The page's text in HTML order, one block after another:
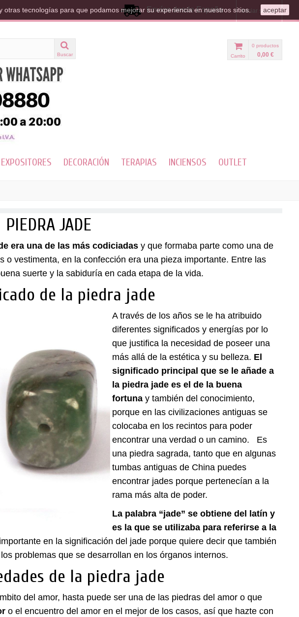
otras tecnologías para que podamos mejorar su experiencia en nuestros sitios. aceptar
Iniciar sesión
Envíos desde España
Buscar
0 productos
0,00 €
Carrito
EXPOSITORES DECORACIÓN TERAPIAS INCIENSOS OUTLET
PIEDRA JADE
era una de las más codiciadasy que formaba parte como una de
o vestimenta, en la confección era una pieza importante. Entre las
suerte y la sabiduría en cada etapa de la vida.
de la piedra jade
A través de los años se le ha atribuido
diferentes significados y energías por lo
que justifica la necesidad de poseer una
más allá de la estética y su belleza. El
significado principal que se le añade a
la piedra jade es el de la buena
fortuna y también del conocimiento,
porque en las civilizaciones antiguas se
colocaba en los recintos para poder
encontrar una verdad o un camino. Es
una piedra sagrada, tanto que en algunas
tumbas antiguas de China puedes
encontrar jades porque pertenecían a la
rama más alta de poder.
La palabra “jade” se obtiene del latín y
es la que se utilizaba para referirse a la
en la significación del jade porque quiere decir que también
problemas que se desarrollan en los órganos internos.
de la piedra jade
del amor, hasta puede ser una de las piedras del amor o que
o el encuentro del amor en el mejor de los casos, así que hazte con